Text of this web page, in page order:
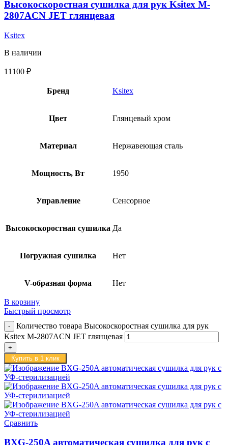
Высокоскоростная сушилка для рук Ksitex M-
2807ACN JET глянцевая
Ksitex
В наличии
11100 ₽
Бренд Ksitex
Цвет Глянцевый хром
Материал Нержавеющая сталь
Мощность, Вт 1950
Управление Сенсорное
Высокоскоростная сушилка Да
Погружная сушилка Нет
V-образная форма Нет
В корзину
Быстрый просмотр
Количество товара Высокоскоростная сушилка для рук
Ksitex M-2807ACN JET глянцевая
Купить в 1 клик
Сравнить
BXG-250A автоматическая сушилка для рук c